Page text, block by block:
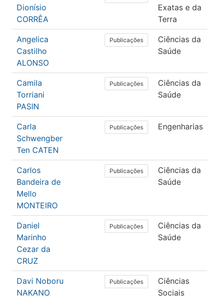
Dionísio
CORRÊA
Exatas e da
Terra
Angelica
Castilho
ALONSO
Publicações
Ciências da
Saúde
Camila
Torriani
PASIN
Publicações
Ciências da
Saúde
Carla
Schwengber
Ten CATEN
Publicações Engenharias
Carlos
Bandeira de
Mello
MONTEIRO
Publicações
Ciências da
Saúde
Daniel
Marinho
Cezar da
CRUZ
Publicações
Ciências da
Saúde
Davi Noboru
NAKANO
Publicações
Ciências
Sociais